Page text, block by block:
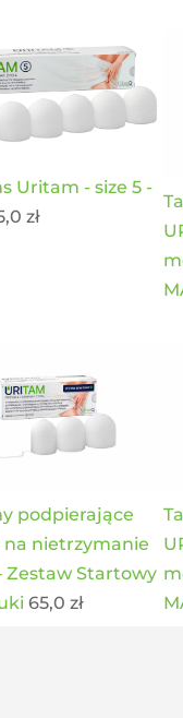
Uritam - size 5 -
zł
podpierające
na nietrzymanie
Zestaw Startowy
65,0 zł